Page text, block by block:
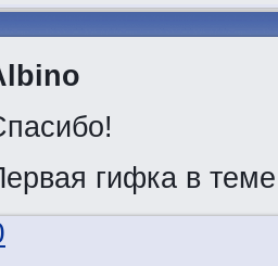
гифка в